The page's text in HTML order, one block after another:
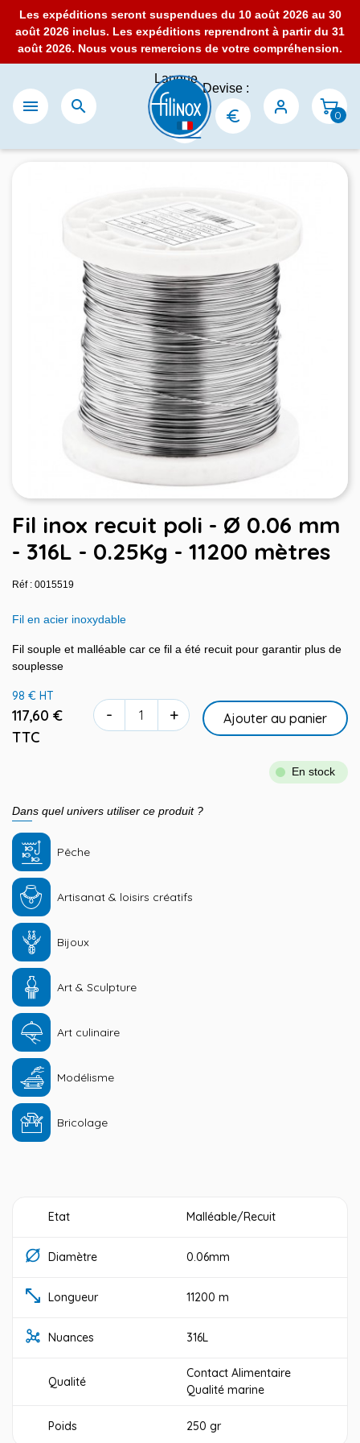
Les expéditions seront suspendues du 10 août 2026 au 30
août 2026 inclus. Les expéditions reprendront à partir du 31
août 2026. Nous vous remercions de votre compréhension.
 
Langue
:
Devise :
0
Fil inox recuit poli - Ø 0.06 mm
- 316L - 0.25Kg - 11200 mètres
Réf : 0015519
Fil en acier inoxydable
Fil souple et malléable car ce fil a été recuit pour garantir plus de
souplesse
98 € HT
117,60 €
TTC
- + Ajouter au panier
En stock
Dans quel univers utiliser ce produit ?
Pêche
Artisanat & loisirs créatifs
Bijoux
Art & Sculpture
Art culinaire
Modélisme
Bricolage
Etat Malléable/Recuit
Diamètre 0.06mm
Longueur 11200 m
Nuances 316L
Qualité
Contact Alimentaire
Qualité marine
Poids 250 gr